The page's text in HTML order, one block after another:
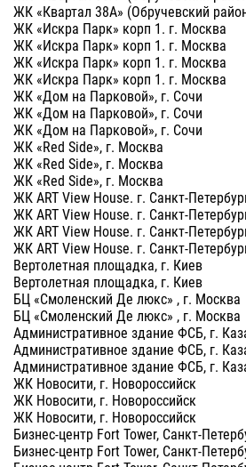
ЖК «Квартал 38А» (Обручевский
ЖК «Искра Парк» корп 1. г. Москва
ЖК «Искра Парк» корп 1. г. Москва
ЖК «Искра Парк» корп 1. г. Москва
ЖК «Искра Парк» корп 1. г. Москва
ЖК «Дом на Парковой», г. Сочи
ЖК «Дом на Парковой», г. Сочи
ЖК «Дом на Парковой», г. Сочи
ЖК «Red Side», г. Москва
ЖК «Red Side», г. Москва
ЖК «Red Side», г. Москва
ЖК ART View House. г. Санкт-
ЖК ART View House. г. Санкт-
ЖК ART View House. г. Санкт-
ЖК ART View House. г. Санкт-
Вертолетная площадка, г. Киев
Вертолетная площадка, г. Киев
БЦ «Смоленский Де люкс» , г. Москва
БЦ «Смоленский Де люкс» , г. Москва
Административное здание ФСБ, г.
Административное здание ФСБ, г.
Административное здание ФСБ, г.
ЖК Новосити, г. Новороссийск
ЖК Новосити, г. Новороссийск
ЖК Новосити, г. Новороссийск
Бизнес-центр Fort Tower, Санкт-
Бизнес-центр Fort Tower, Санкт-